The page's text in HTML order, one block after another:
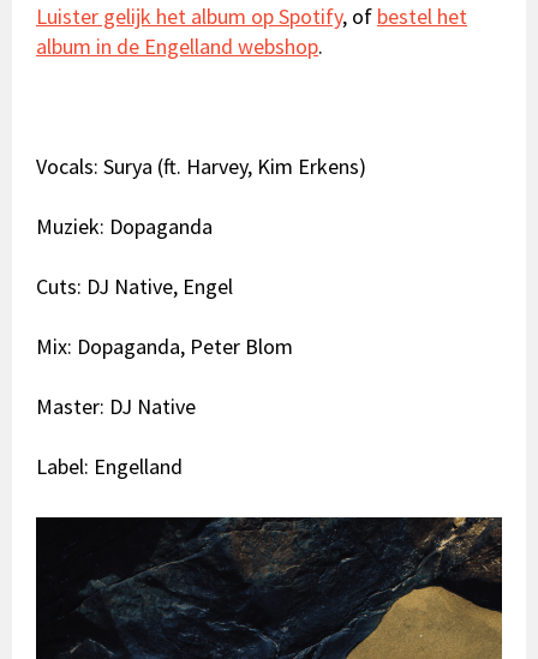
Luister gelijk het album op Spotify, of bestel het
album in de Engelland webshop.
Vocals: Surya (ft. Harvey, Kim Erkens)
Muziek: Dopaganda
Cuts: DJ Native, Engel
Mix: Dopaganda, Peter Blom
Master: DJ Native
Label: Engelland